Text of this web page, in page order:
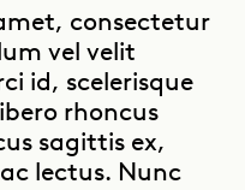
consectetur
vel velit
id, scelerisque
rhoncus
sagittis ex,
lectus. Nunc